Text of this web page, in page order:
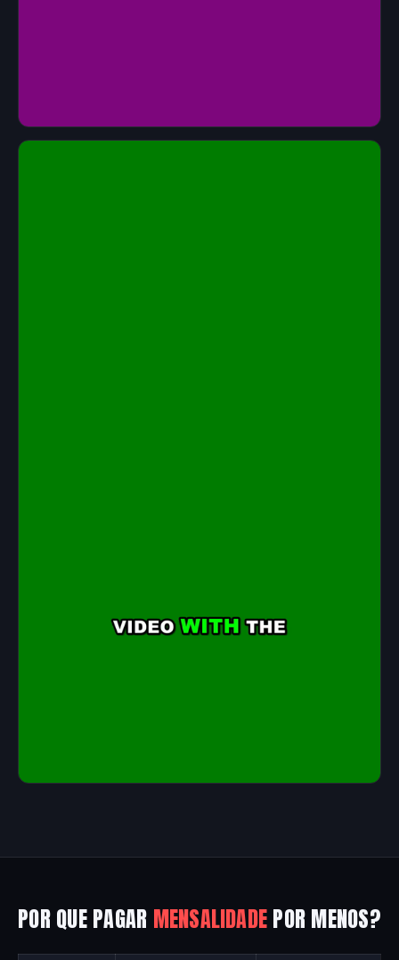
POR QUE PAGAR MENSALIDADEPOR MENOS?